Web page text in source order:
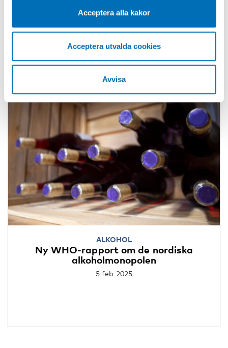
Acceptera alla kakor
Acceptera utvalda cookies
Avvisa
ALKOHOL
Ny WHO-rapport om de nordiska
alkoholmonopolen
5 feb 2025